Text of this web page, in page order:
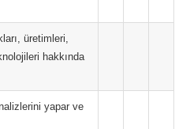
üretimleri,
hakkında
yapar ve